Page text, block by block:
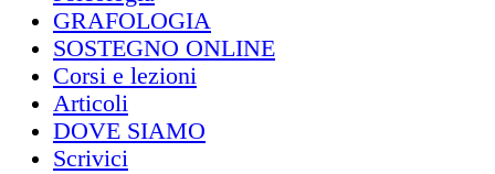
GRAFOLOGIA
SOSTEGNO ONLINE
Corsi e lezioni
Articoli
DOVE SIAMO
Scrivici